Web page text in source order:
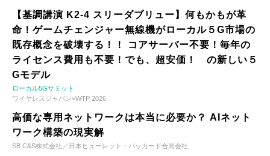
【基調講演 K2-4 スリーダブリュー】何もかもが革
命！ゲームチェンジャー無線機がローカル５G市場の
既存概念を破壊する！！ コアサーバー不要！毎年の
ライセンス費用も不要！でも、超安価！ の新しい５
Gモデル
ローカル5Gサミット
ワイヤレスジャパン×WTP 2026
高価な専用ネットワークは本当に必要か？ AIネット
ワーク構築の現実解
SB C&S株式会社／日本ヒューレット・パッカード合同会社